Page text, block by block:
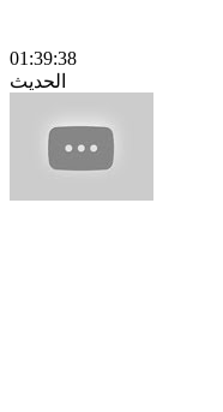
01:39:38
الحديث